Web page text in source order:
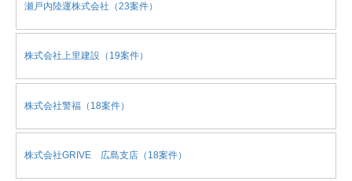
瀬戸内陸運株式会社（23案件）
株式会社上里建設（19案件）
株式会社警福（18案件）
株式会社GRIVE 広島支店（18案件）